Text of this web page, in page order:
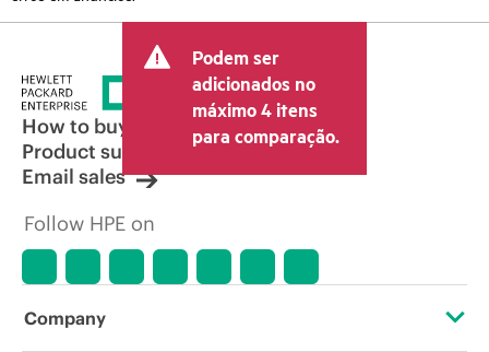
Podem ser
adicionados no
máximo 4 itens
para comparação.
How to buy
Product support
Email sales
Follow HPE on
Company